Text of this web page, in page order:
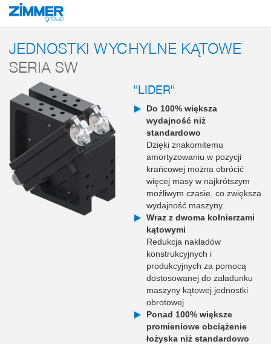
Start Produkty
JEDNOSTKI WYCHYLNE KĄTOWE
SERIA SW
"LIDER"
Do 100% większa
wydajność niż
standardowo
Dzięki znakomitemu
amortyzowaniu w pozycji
krańcowej można obrócić
więcej masy w najkrótszym
możliwym czasie, co zwiększa
wydajność maszyny.
Wraz z dwoma kołnierzami
kątowymi
Redukcja nakładów
konstrukcyjnych i
produkcyjnych za pomocą
dostosowanej do załadunku
maszyny kątowej jednostki
obrotowej
Ponad 100% większe
promieniowe obciążenie
łożyska niż standardowo